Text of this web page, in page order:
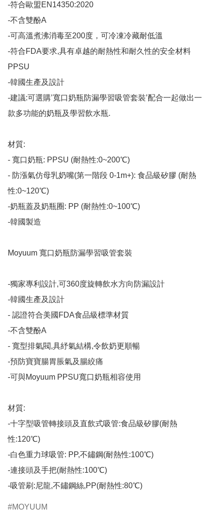
-符合歐盟EN14350:2020
-不含雙酚A
-可高溫煮沸消毒至200度，可冷凍冷藏耐低溫
-符合FDA要求,具有卓越的耐熱性和耐久性的安全材料
PPSU
-韓國生產及設計
-建議:可選購’寬口奶瓶防漏學習吸管套裝’配合一起做出一
款多功能的奶瓶及學習飲水瓶.
材質:
- 寬口奶瓶: PPSU (耐熱性:0~200℃)
- 防漲氣仿母乳奶嘴(第一階段 0-1m+): 食品級矽膠 (耐熱
性:0~120℃)
-奶瓶蓋及奶瓶圈: PP (耐熱性:0~100℃)
-韓國製造​
Moyuum 寬口奶瓶防漏學習吸管套裝
-獨家專利設計,可360度旋轉飲水方向防漏設計
-韓國生產及設計
- 認證符合美國FDA食品級標準材質
-不含雙酚A
- 寬型排氣閥,具紓氣結構,令飲奶更順暢
-預防寶寶腸胃脹氣及腸絞痛
-可與Moyuum PPSU寬口奶瓶相容使用
材質:
-十字型吸管轉接頭及直飲式吸管:食品級矽膠(耐熱
性:120℃)
-白色重力球吸管: PP,不鏽鋼(耐熱性:100℃)
-連接頭及手把(耐熱性:100℃)
-吸管刷:尼龍,不鏽鋼絲,PP(耐熱性:80℃)
MOYUUM